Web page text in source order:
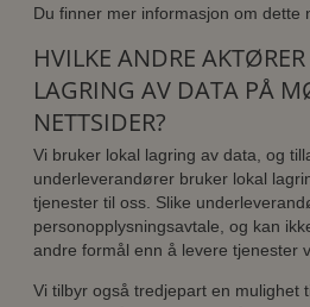
Du finner mer informasjon om dette
HVILKE ANDRE
LAGRING AV DATA PÅ
NETTSIDER?
Vi bruker lokal lagring av data, og
underleverandører bruker lokal
tjenester til oss. Slike
personopplysningsavtale, og kan
andre formål enn å levere tjenester
Vi tilbyr også tredjepart en mulighet